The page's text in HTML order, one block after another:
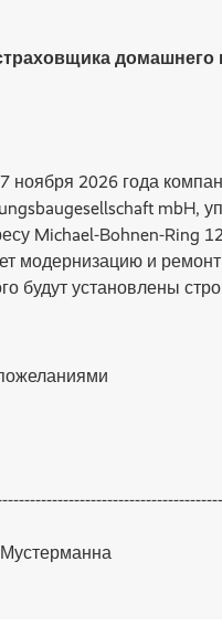
домашнего
ноября 2026 года
mbH,
Michael-Bohnen-Ring
модернизацию и
будут установлены